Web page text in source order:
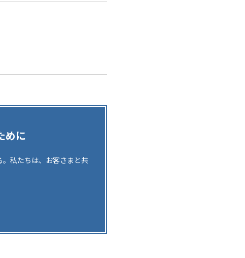
めに
私たちは、お客さまと共